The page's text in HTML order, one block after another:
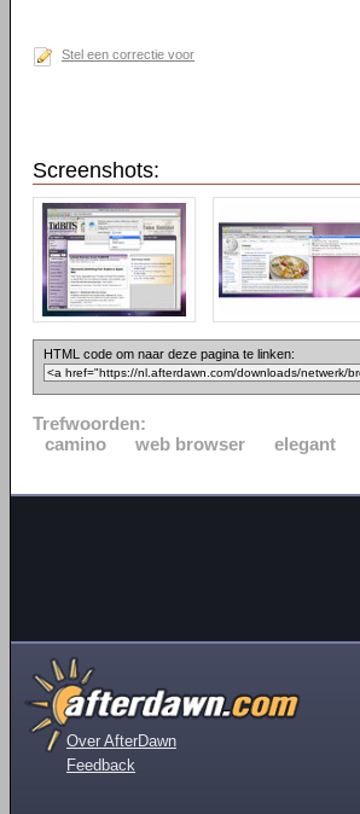
Stel een correctie voor
Screenshots:
HTML code om naar deze pagina te linken:
Trefwoorden:
camino
web browser elegant
Over AfterDawn
Feedback